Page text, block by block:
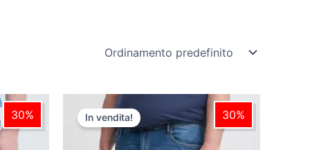
30% 30%
In vendita!
Il
prezzo
originale
era:
attuale
è:
prodotto
ha